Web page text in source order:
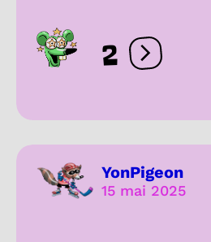
2 Ouvrir les
YonPigeon
15 mai 2025